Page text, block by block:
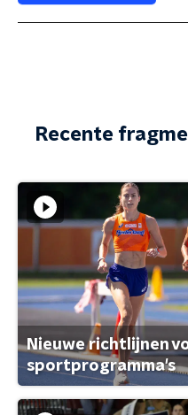
Recente
Nieuwe richtlijnen
sportprogramma's